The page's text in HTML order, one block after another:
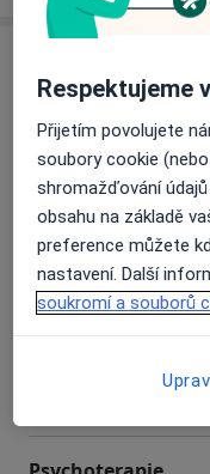
tížívé životní
úzkosti,
traumatické
psychoterapie
diagnostika...
Fyzioterapeutická
pohybovým
při léčbě
úspěšně využíváme
fyzioterapeutů a
jiných
Psychologie
Partnerská
Rodinná
Skupinová
Respektujeme
Přijetím povolujete
soubory cookie
shromažďování
obsahu na základě
preference můžete
nastavení. Další
soukromí a souborů